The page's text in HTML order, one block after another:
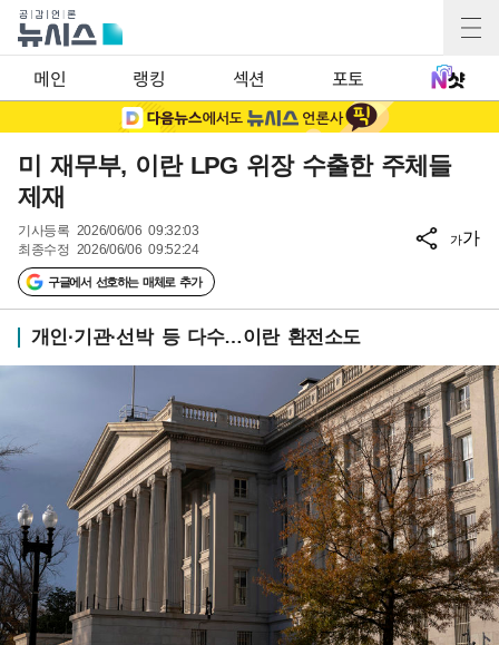
메인 랭킹 섹션 포토
미 재무부, 이란 LPG 위장 수출한 주체들
제재
기사등록 2026/06/06 09:32:03
최종수정 2026/06/06 09:52:24
구글에서 선호하는 매체로 추가
가가
개인·기관·선박 등 다수…이란 환전소도